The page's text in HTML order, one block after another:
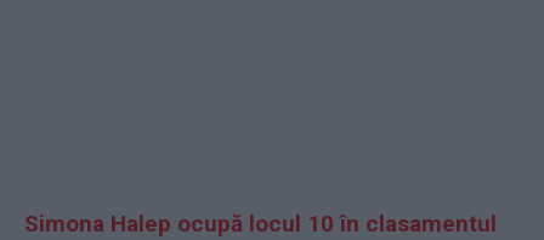
Simona Halep ocupă locul 10 în clasamentul